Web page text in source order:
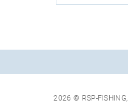
2026 © RSP-